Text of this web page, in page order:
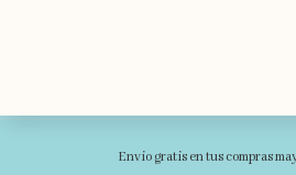
Envio gratis en tus compras